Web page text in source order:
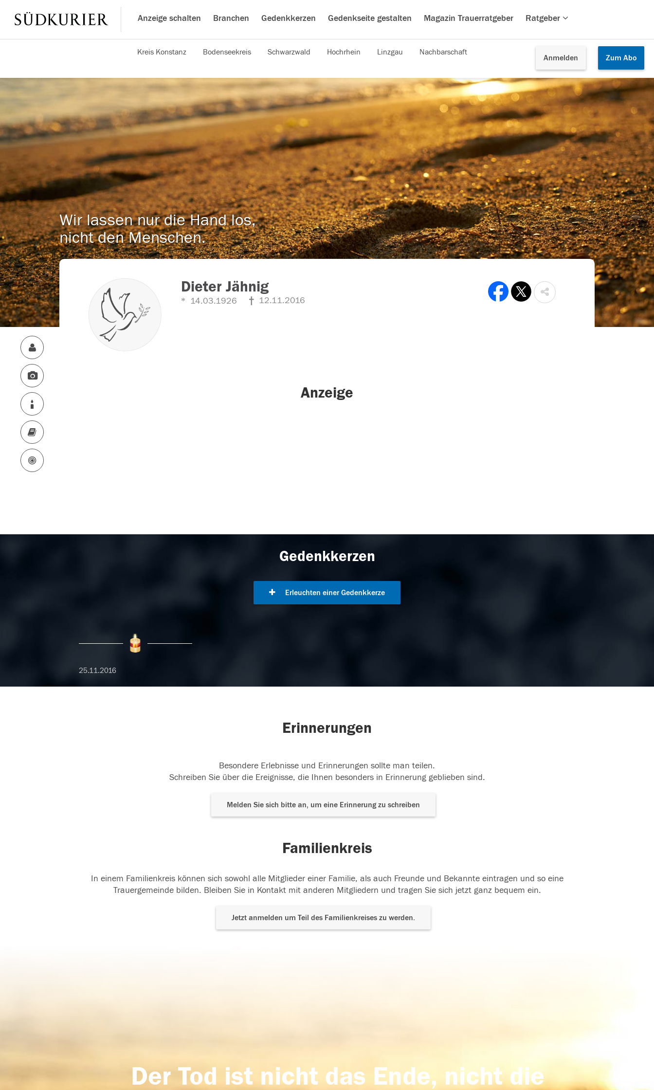
Anzeige schalten Branchen Gedenkkerzen Gedenkseite gestalten Magazin Trauerratgeber Ratgeber
Anmelden Zum Abo
Kreis Konstanz Bodenseekreis Schwarzwald Hochrhein Linzgau Nachbarschaft
Wir lassen nur die Hand los,
nicht den Menschen.
Dieter Jähnig
14.03.1926 12.11.2016
Anzeige
Gedenkkerzen
Erleuchten einer Gedenkkerze
25.11.2016
Erinnerungen
Besondere Erlebnisse und Erinnerungen sollte man teilen.
Schreiben Sie über die Ereignisse, die Ihnen besonders in Erinnerung geblieben sind.
Melden Sie sich bitte an, um eine Erinnerung zu schreiben
Familienkreis
In einem Familienkreis können sich sowohl alle Mitglieder einer Familie, als auch Freunde und Bekannte eintragen und so eine
Trauergemeinde bilden. Bleiben Sie in Kontakt mit anderen Mitgliedern und tragen Sie sich jetzt ganz bequem ein.
Jetzt anmelden um Teil des Familienkreises zu werden.
Der Tod ist nicht das Ende, nicht die